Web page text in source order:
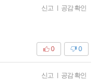
신고 | 공감 확인
0
0
신고 | 공감 확인